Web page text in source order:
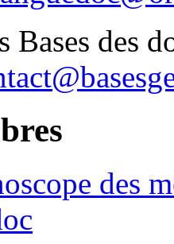
Bases des
des